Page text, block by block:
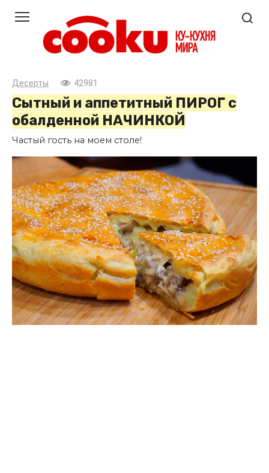
контенту
Десерты 42981
Сытный и аппетитный ПИРОГ с
обалденной НАЧИНКОЙ
Частый гость на моем столе!